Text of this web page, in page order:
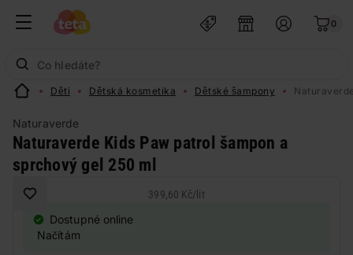
0
Děti Dětská kosmetika Dětské šampony
Naturaverde
Naturaverde Kids Paw patrol šampon a
sprchový gel 250 ml
399,60 Kč/ lit
Dostupné online
Načítám